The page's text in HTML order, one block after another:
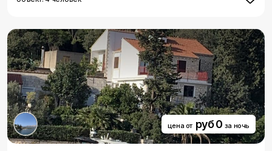
цена от руб 0 за ночь